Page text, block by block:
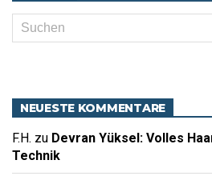
NEUESTE KOMMENTARE
F.H. zu Devran Yüksel: Volles
Technik